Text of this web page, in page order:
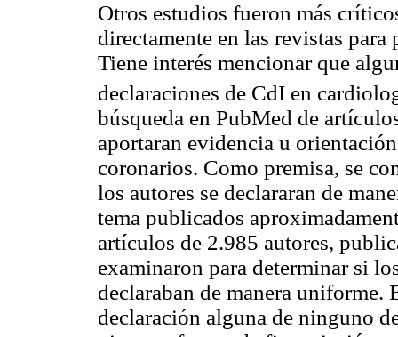
Otros estudios fueron más
directamente en las revistas
Tiene interés mencionar que
declaraciones de CdI en
búsqueda en PubMed de
aportaran evidencia u
coronarios. Como premisa, se
los autores se declararan de
tema publicados
artículos de 2.985 autores,
examinaron para determinar si
declaraban de manera
declaración alguna de ninguno